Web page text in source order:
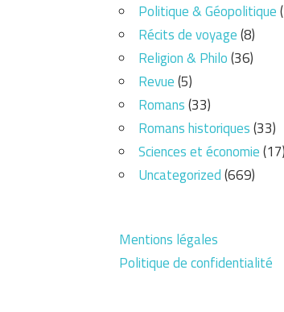
Politique & Géopolitique
Récits de voyage(8)
Religion & Philo(36)
Revue(5)
Romans(33)
Romans historiques(33)
Sciences et économie(17)
Uncategorized(669)
Mentions légales
Politique de confidentialité